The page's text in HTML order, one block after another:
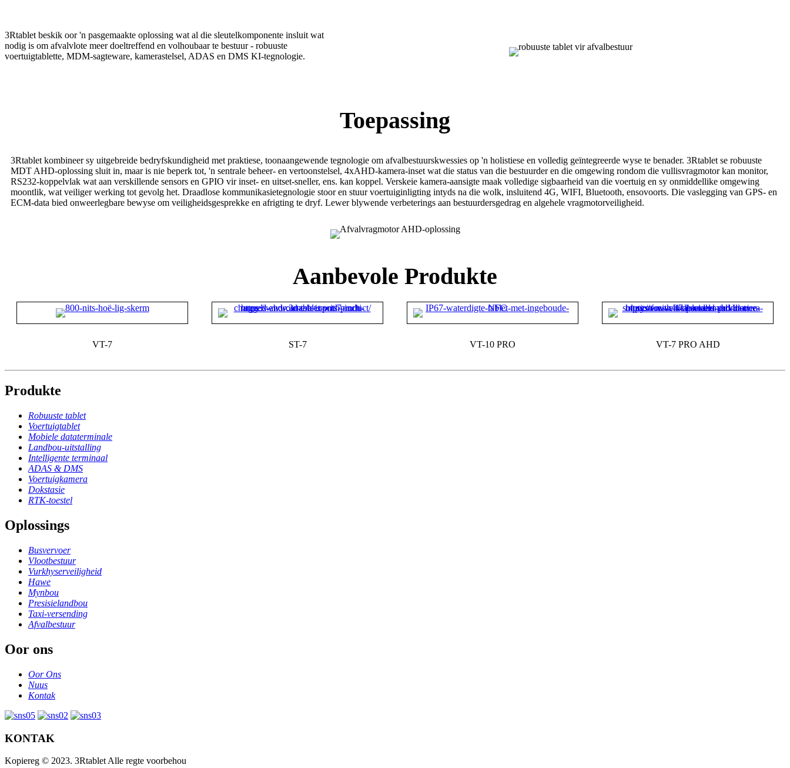
3Rtablet beskik oor 'n pasgemaakte oplossing wat al die sleutelkomponente insluit wat
nodig is om afvalvlote meer doeltreffend en volhoubaar te bestuur - robuuste
voertuigtablette, MDM-sagteware, kamerastelsel, ADAS en DMS KI-tegnologie.
Toepassing
3Rtablet kombineer sy uitgebreide bedryfskundigheid met praktiese, toonaangewende tegnologie om afvalbestuurskwessies op 'n holistiese en volledig geïntegreerde wyse te benader. 3Rtablet se robuuste
MDT AHD-oplossing sluit in, maar is nie beperk tot, 'n sentrale beheer- en vertoonstelsel, 4xAHD-kamera-inset wat die status van die bestuurder en die omgewing rondom die vullisvragmotor kan monitor,
RS232-koppelvlak wat aan verskillende sensors en GPIO vir inset- en uitset-sneller, ens. kan koppel. Verskeie kamera-aansigte maak volledige sigbaarheid van die voertuig en sy onmiddellike omgewing
moontlik, wat veiliger werking tot gevolg het. Draadlose kommunikasietegnologie stoor en stuur voertuiginligting intyds na die wolk, insluitend 4G, WIFI, Bluetooth, ensovoorts. Die vaslegging van GPS- en
ECM-data bied onweerlegbare bewyse om veiligheidsgesprekke en afrigting te dryf. Lewer blywende verbeterings aan bestuurdersgedrag en algehele vragmotorveiligheid.
Aanbevole Produkte
VT-7 ST-7 VT-10 PRO VT-7 PRO AHD
Produkte
Robuuste tablet
Voertuigtablet
Mobiele dataterminale
Landbou-uitstalling
Intelligente terminaal
ADAS & DMS
Voertuigkamera
Dokstasie
RTK-toestel
Oplossings
Busvervoer
Vlootbestuur
Vurkhyserveiligheid
Hawe
Mynbou
Presisielandbou
Taxi-versending
Afvalbestuur
Oor ons
Oor Ons
Nuus
Kontak
KONTAK
Kopiereg © 2023. 3Rtablet Alle regte voorbehou